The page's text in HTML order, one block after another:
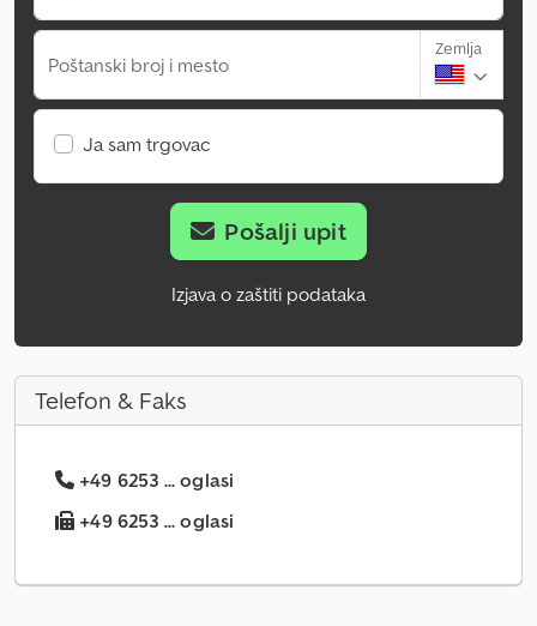
Poštanski broj i mesto
Zemlja
Ja sam trgovac
Pošalji upit
Izjava o zaštiti podataka
Telefon & Faks
+49 6253 ... oglasi
+49 6253 ... oglasi